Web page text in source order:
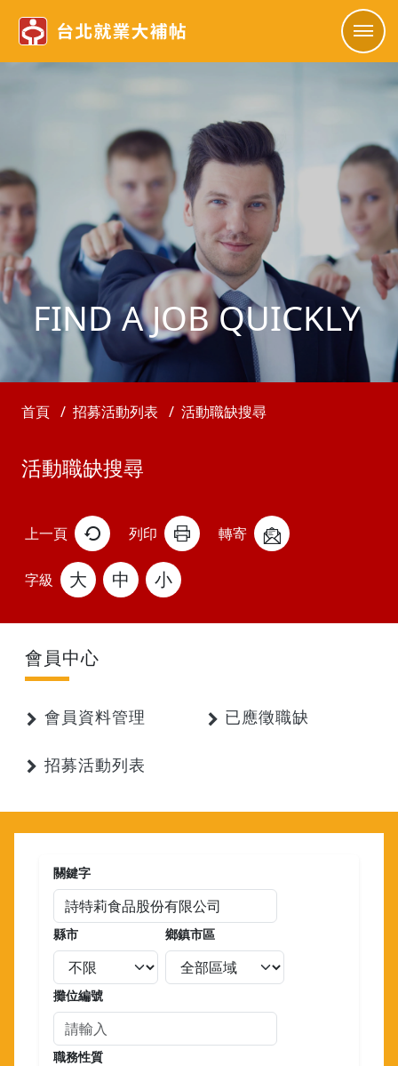
FIND A JOB QUICKLY
首頁 招募活動列表 活動職缺搜尋
活動職缺搜尋
上一頁
字級 大 中 小
列印 轉寄
會員中心
會員資料管理 已應徵職缺
招募活動列表
關鍵字
縣市 鄉鎮市區
攤位編號
職務性質